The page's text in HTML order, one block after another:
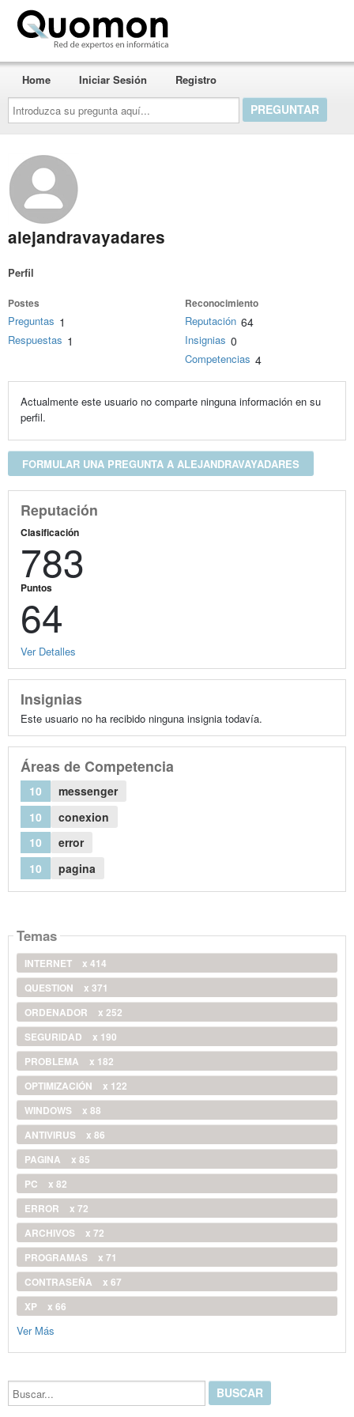
Introduzca
su
pregunta
aquí...
Home Iniciar Sesión Registro
alejandravayadares
Perfil
Postes
Preguntas 1
Respuestas 1
Reconocimiento
Reputación 64
Insignias 0
Competencias 4
Actualmente este usuario no comparte ninguna información en su
perfil.
FORMULAR UNA PREGUNTA A ALEJANDRAVAYADARES
Reputación
Clasificación
783
Puntos
64
Ver Detalles
Insignias
Este usuario no ha recibido ninguna insignia todavía.
Áreas de Competencia
10
messenger
10
conexion
10
error
10
pagina
Temas
INTERNET
x 414
QUESTION
x 371
ORDENADOR
x 252
SEGURIDAD
x 190
PROBLEMA
x 182
OPTIMIZACIÓN
x 122
WINDOWS
x 88
ANTIVIRUS
x 86
PAGINA
x 85
PC
x 82
ERROR
x 72
ARCHIVOS
x 72
PROGRAMAS
x 71
CONTRASEÑA
x 67
XP
x 66
Ver Más
Buscar...